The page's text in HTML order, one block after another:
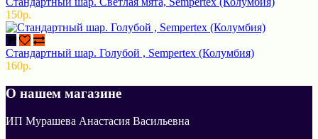
150р.
Стандартный шар. Голубой , Sempertex (Колумбия)
160р.
О нашем магазине
ИП Мурашева Анастасия Васильевна